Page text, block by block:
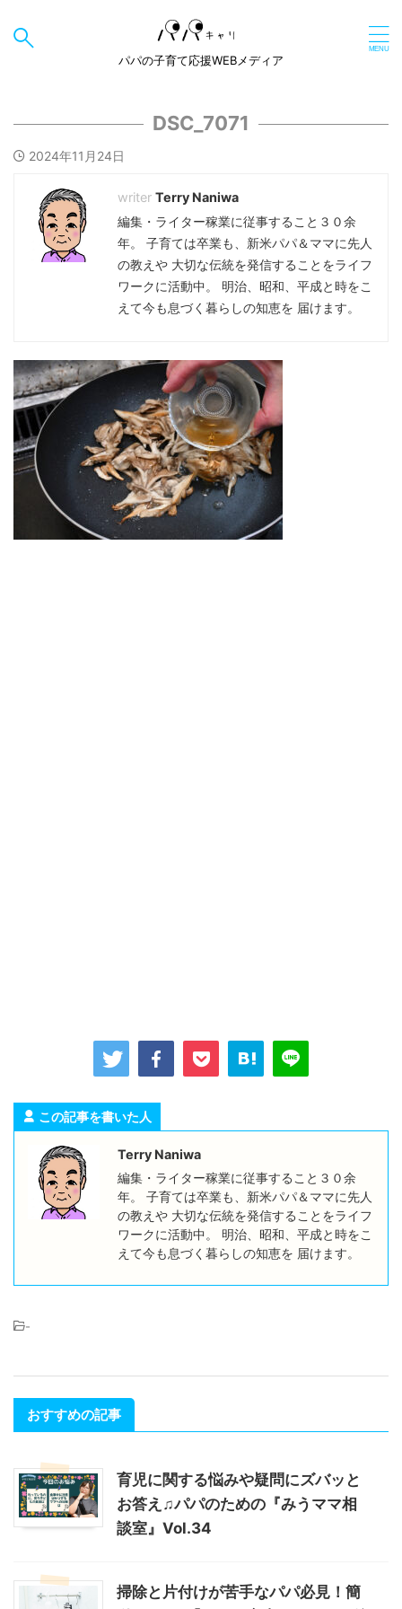
パパの子育て応援WEBメディア
DSC_7071
2024年11月24日
Terry Naniwa
編集・ライター稼業に従事すること３０余
年。 子育ては卒業も、新米パパ＆ママに先人
の教えや 大切な伝統を発信することをライフ
ワークに活動中。 明治、昭和、平成と時をこ
えて今も息づく暮らしの知恵を 届けます。
この記事を書いた人
Terry Naniwa
編集・ライター稼業に従事すること３０余
年。 子育ては卒業も、新米パパ＆ママに先人
の教えや 大切な伝統を発信することをライフ
ワークに活動中。 明治、昭和、平成と時をこ
えて今も息づく暮らしの知恵を 届けます。
-
おすすめの記事
育児に関する悩みや疑問にズバッと
お答え♫パパのための『みうママ相
談室』Vol.34
掃除と片付けが苦手なパパ必見！簡